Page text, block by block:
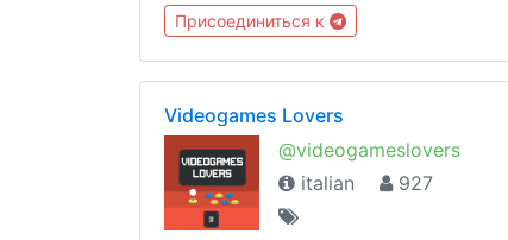
Присоединиться к
Videogames Lovers
@videogameslovers
italian
927